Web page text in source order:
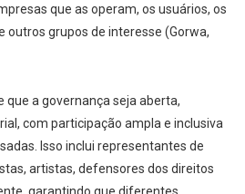
que as operam, os usuários, os
outros grupos de interesse (Gorwa,
que a governança seja aberta,
com participação ampla e inclusiva
Isso inclui representantes de
artistas, defensores dos direitos
garantindo que diferentes